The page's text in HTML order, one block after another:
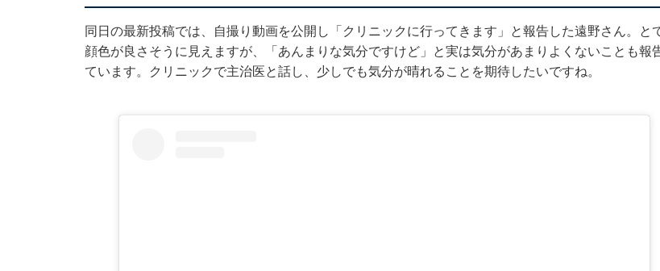
同日の最新投稿では、自撮り動画を公開し「クリニックに行ってきます」と報告した遠野さん。と
顔色が良さそうに見えますが、「あんまりな気分ですけど」と実は気分があまりよくないことも報
ています。クリニックで主治医と話し、少しでも気分が晴れることを期待したいですね。